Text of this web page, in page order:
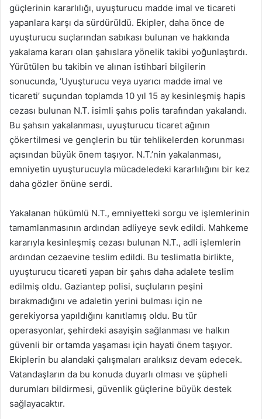
güçlerinin kararlılığı, uyuşturucu madde imal ve ticareti
yapanlara karşı da sürdürüldü. Ekipler, daha önce de
uyuşturucu suçlarından sabıkası bulunan ve hakkında
yakalama kararı olan şahıslara yönelik takibi yoğunlaştırdı.
Yürütülen bu takibin ve alınan istihbari bilgilerin
sonucunda, ‘Uyuşturucu veya uyarıcı madde imal ve
ticareti’ suçundan toplamda 10 yıl 15 ay kesinleşmiş hapis
cezası bulunan N.T. isimli şahıs polis tarafından yakalandı.
Bu şahsın yakalanması, uyuşturucu ticaret ağının
çökertilmesi ve gençlerin bu tür tehlikelerden korunması
açısından büyük önem taşıyor. N.T.’nin yakalanması,
emniyetin uyuşturucuyla mücadeledeki kararlılığını bir kez
daha gözler önüne serdi.
Yakalanan hükümlü N.T., emniyetteki sorgu ve işlemlerinin
tamamlanmasının ardından adliyeye sevk edildi. Mahkeme
kararıyla kesinleşmiş cezası bulunan N.T., adli işlemlerin
ardından cezaevine teslim edildi. Bu teslimatla birlikte,
uyuşturucu ticareti yapan bir şahıs daha adalete teslim
edilmiş oldu. Gaziantep polisi, suçluların peşini
bırakmadığını ve adaletin yerini bulması için ne
gerekiyorsa yapıldığını kanıtlamış oldu. Bu tür
operasyonlar, şehirdeki asayişin sağlanması ve halkın
güvenli bir ortamda yaşaması için hayati önem taşıyor.
Ekiplerin bu alandaki çalışmaları aralıksız devam edecek.
Vatandaşların da bu konuda duyarlı olması ve şüpheli
durumları bildirmesi, güvenlik güçlerine büyük destek
sağlayacaktır.